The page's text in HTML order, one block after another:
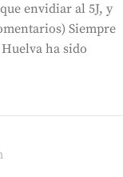
envidiar al 5J, y
Siempre
ha sido